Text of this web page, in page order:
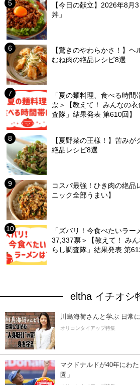
【今日の献立】2026年8月
丼」
【驚きのやわらかさ！】
むね肉の絶品レシピ8選
「夏の麺料理、食べる時
票＞【教えて！ みんなの
査隊」結果発表 第610回】
【夏野菜の王様！】苦み
絶品レシピ8選
コスパ最強！ひき肉の絶品
ニック全部うまい】
「ズバリ！今食べたいラ
37,337票＞【教えて！ み
らし調査隊」結果発表 第
eltha イチオシ
川島海荷さんと学ぶ 日常
オリコンタイアップ特集
マクドナルドが40年にわ
園」